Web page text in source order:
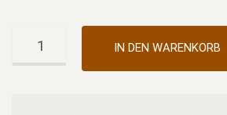
Janson
IN DEN WARENKORB